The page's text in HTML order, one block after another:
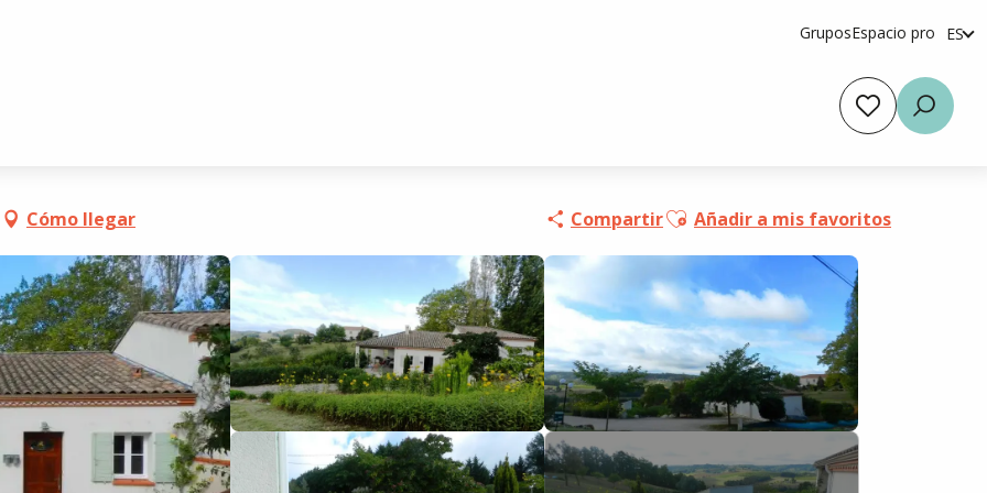
GruposEspacio pro ES
en
Cómo llegar CompartirAjouter aux favoris
Añadir a mis favoritos